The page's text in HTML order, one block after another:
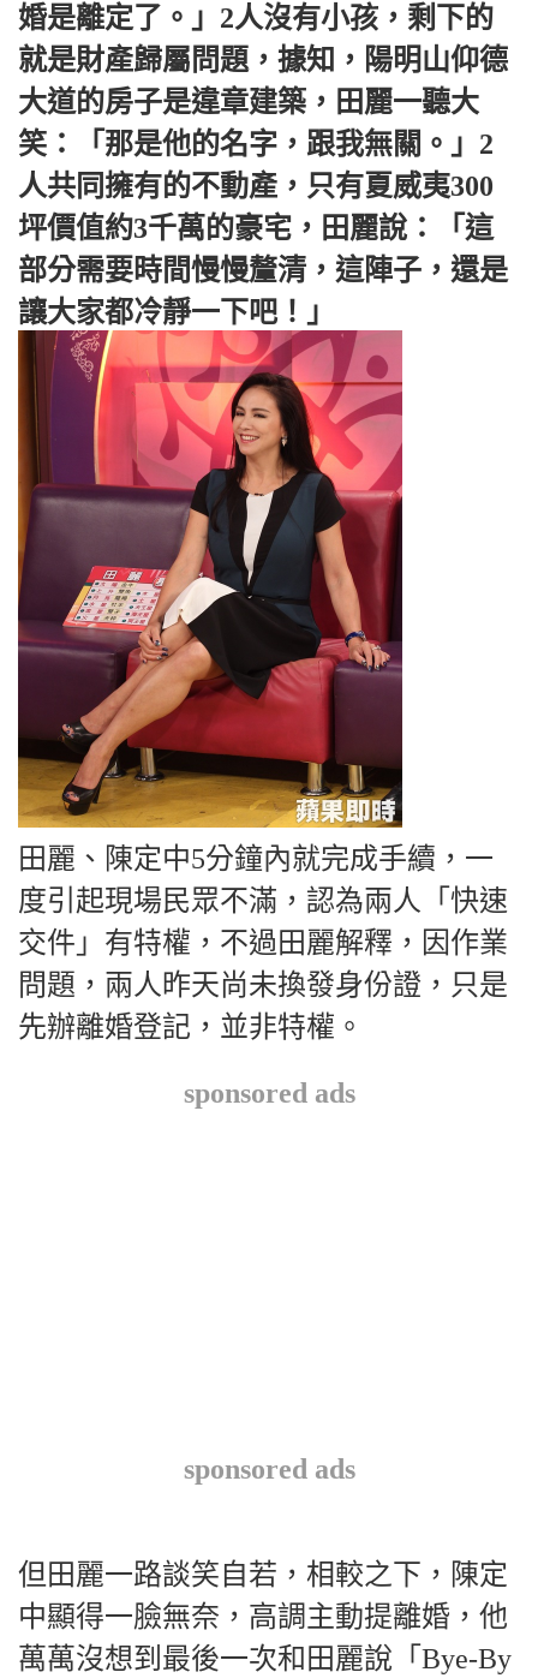
婚是離定了。」2人沒有小孩，剩下的
就是財產歸屬問題，據知，陽明山仰德
大道的房子是違章建築，田麗一聽大
笑：「那是他的名字，跟我無關。」2
人共同擁有的不動產，只有夏威夷300
坪價值約3千萬的豪宅，田麗說：「這
部分需要時間慢慢釐清，這陣子，還是
讓大家都冷靜一下吧！」
田麗、陳定中5分鐘內就完成手續，一
度引起現場民眾不滿，認為兩人「快速
交件」有特權，不過田麗解釋，因作業
問題，兩人昨天尚未換發身份證，只是
先辦離婚登記，並非特權。
sponsored ads
sponsored ads
但田麗一路談笑自若，相較之下，陳定
中顯得一臉無奈，高調主動提離婚，他
萬萬沒想到最後一次和田麗說「Bye-By